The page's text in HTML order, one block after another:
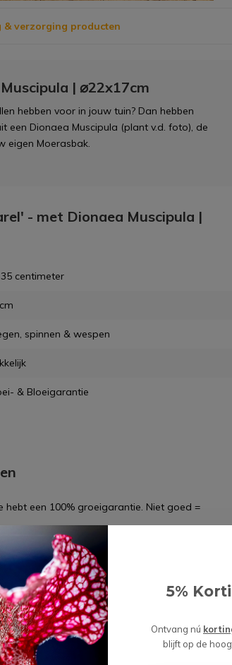
& verzorging producten
| ⌀22x17cm
hebben voor in jouw tuin? Dan hebben
een Dionaea Muscipula (plant v.d. foto), de
eigen Moerasbak.
- met Dionaea Muscipula |
centimeter
spinnen & wespen
& Bloeigarantie
een 100% groeigarantie. Niet goed =
wordt 'm!
'Karel' - met Dionaea
| ⌀22x17cm
5%
Ontvang nú
blijft op de